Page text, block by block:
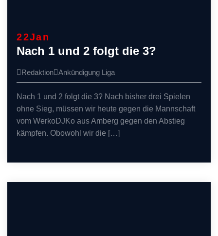
22Jan
Nach 1 und 2 folgt die 3?
Redaktion Ankündigung Liga
Nach 1 und 2 folgt die 3? Nach bisher drei Spielen
ohne Sieg, müssen wir heute gegen die Mannschaft
vom WerkoDJKo aus Amberg gegen den Abstieg
kämpfen. Obowohl wir die […]